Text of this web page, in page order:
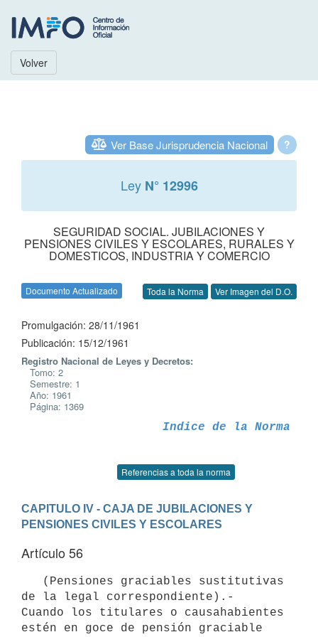
Volver
?
Ver Base Jurisprudencia Nacional
Ley N° 12996
SEGURIDAD SOCIAL. JUBILACIONES Y
PENSIONES CIVILES Y ESCOLARES, RURALES Y
DOMESTICOS, INDUSTRIA Y COMERCIO
Documento Actualizado Toda la Norma Ver Imagen del D.O.
Promulgación: 28/11/1961
Publicación: 15/12/1961
Registro Nacional de Leyes y Decretos:
Tomo: 2
Semestre: 1
Año: 1961
Página: 1369
Indice de la Norma
Referencias a toda la norma
CAPITULO IV - CAJA DE JUBILACIONES Y
PENSIONES CIVILES Y ESCOLARES
Artículo 56
de la legal correspondiente).-
Cuando los titulares o causahabientes
estén en goce de pensión graciable